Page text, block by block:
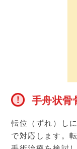
手舟状骨
転位（ずれ）し
で対応します。